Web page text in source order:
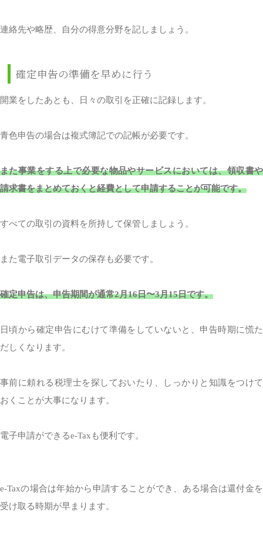
連絡先や略歴、自分の得意分野を記しましょう。
確定申告の準備を早めに行う
開業をしたあとも、日々の取引を正確に記録します。
青色申告の場合は複式簿記での記帳が必要です。
また事業をする上で必要な物品やサービスにおいては、領収書や
請求書をまとめておくと経費として申請することが可能です。
すべての取引の資料を所持して保管しましょう。
また電子取引データの保存も必要です。
確定申告は、申告期間が通常2月16日〜3月15日です。
日頃から確定申告にむけて準備をしていないと、申告時期に慌た
だしくなります。
事前に頼れる税理士を探しておいたり、しっかりと知識をつけて
おくことが大事になります。
電子申請ができるe-Taxも便利です。
e-Taxの場合は年始から申請することができ、ある場合は還付金を
受け取る時期が早まります。